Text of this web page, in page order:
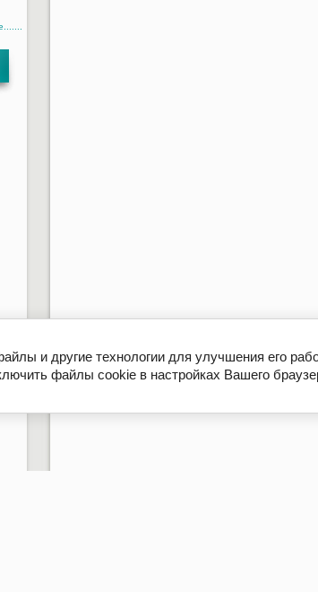
и другие технологии для улучшения его
файлы cookie в настройках Вашего